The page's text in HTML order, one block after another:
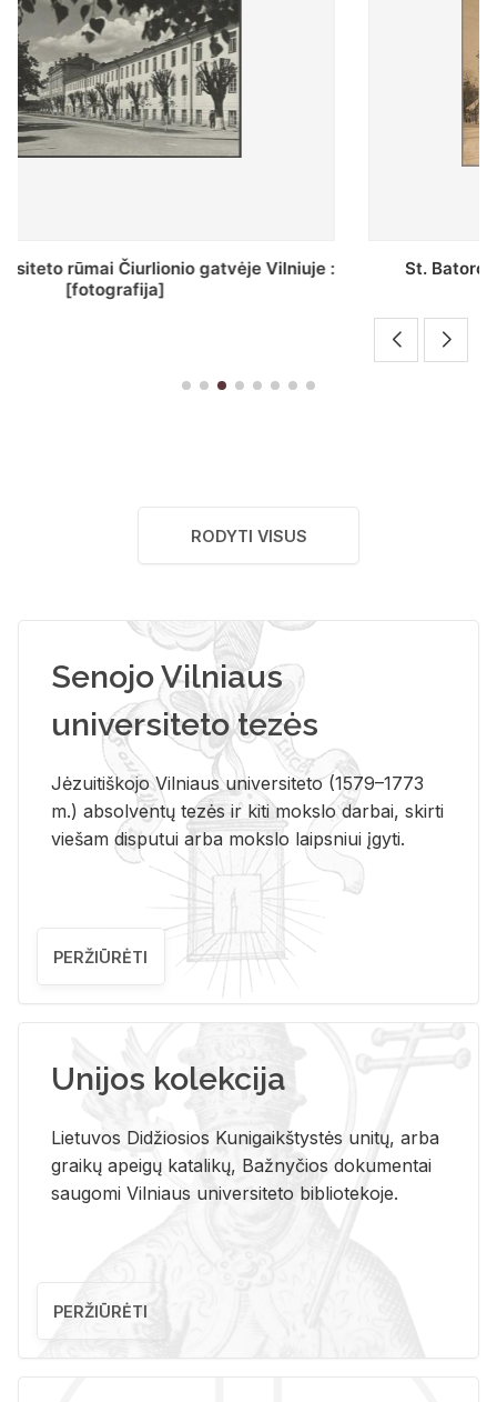
St. Batoro universiteto J. Pilsudskio kolegija :
RODYTI VISUS
Senojo Vilniaus
universiteto tezės
Jėzuitiškojo Vilniaus universiteto (1579–1773
m.) absolventų tezės ir kiti mokslo darbai, skirti
viešam disputui arba mokslo laipsniui įgyti.
PERŽIŪRĖTI
Unijos kolekcija
Lietuvos Didžiosios Kunigaikštystės unitų, arba
graikų apeigų katalikų, Bažnyčios dokumentai
saugomi Vilniaus universiteto bibliotekoje.
PERŽIŪRĖTI